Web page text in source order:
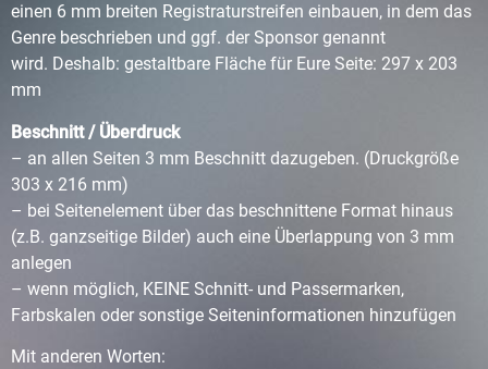
einen 6 mm breiten Registraturstreifen einbauen, in dem das
Genre beschrieben und ggf. der Sponsor genannt
wird. Deshalb: gestaltbare Fläche für Eure Seite: 297 x 203
mm
Beschnitt / Überdruck
– an allen Seiten 3 mm Beschnitt dazugeben. (Druckgröße
303 x 216 mm)
– bei Seitenelement über das beschnittene Format hinaus
(z.B. ganzseitige Bilder) auch eine Überlappung von 3 mm
anlegen
– wenn möglich, KEINE Schnitt- und Passermarken,
Farbskalen oder sonstige Seiteninformationen hinzufügen
Mit anderen Worten: